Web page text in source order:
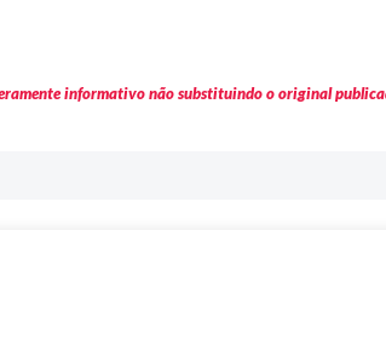
informativo não substituindo o original